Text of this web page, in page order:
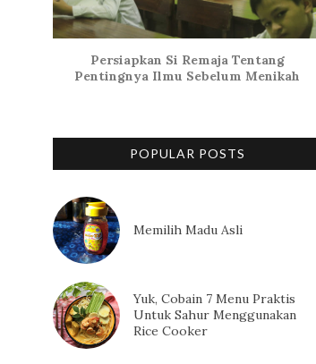
Persiapkan Si Remaja Tentang
Pentingnya Ilmu Sebelum Menikah
POPULAR POSTS
Memilih Madu Asli
Yuk, Cobain 7 Menu Praktis
Untuk Sahur Menggunakan
Rice Cooker